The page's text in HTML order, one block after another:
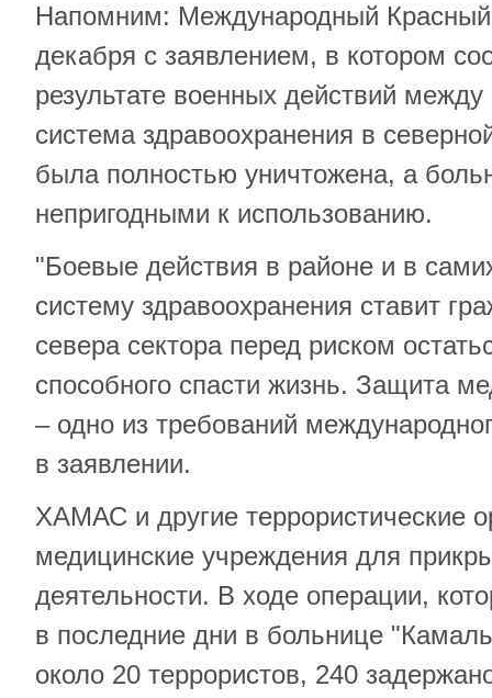
Напомним: Международный Красный
декабря с заявлением, в котором
результате военных действий
система здравоохранения в
была полностью уничтожена, а
непригодными к использованию.
"Боевые действия в районе и в
систему здравоохранения ставит
севера сектора перед риском
способного спасти жизнь. Защита
– одно из требований
в заявлении.
ХАМАС и другие террористические
медицинские учреждения для
деятельности. В ходе операции,
в последние дни в больнице
около 20 террористов, 240